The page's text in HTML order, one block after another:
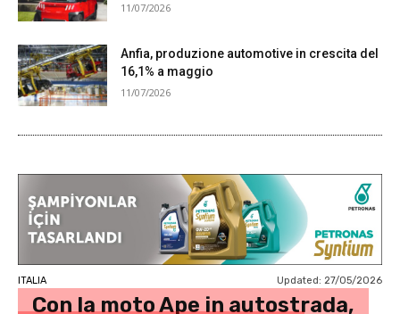
11/07/2026
Anfia, produzione automotive in crescita del
16,1% a maggio
11/07/2026